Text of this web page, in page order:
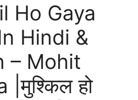
Ho Gaya
Hindi &
– Mohit
|मुश्किल हो